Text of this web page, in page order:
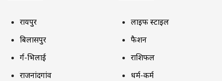
रायपुर
बिलासपुर
दुर्ग-भिलाई
राजनांदगांव
लाइफ स्टाइल
फैशन
राशिफल
धर्म-कर्म